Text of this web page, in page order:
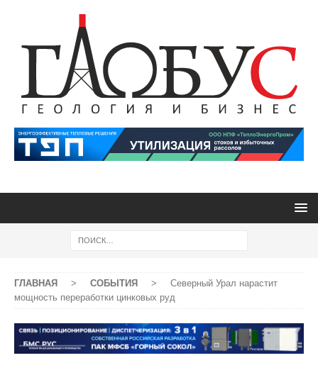
ГЛАВНАЯ > СОБЫТИЯ >
Северный Урал нарастит
мощность переработки цинковых руд